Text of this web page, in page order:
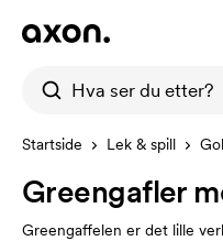
Startside Lek & spill
Greengafler
Greengaffelen er det lille